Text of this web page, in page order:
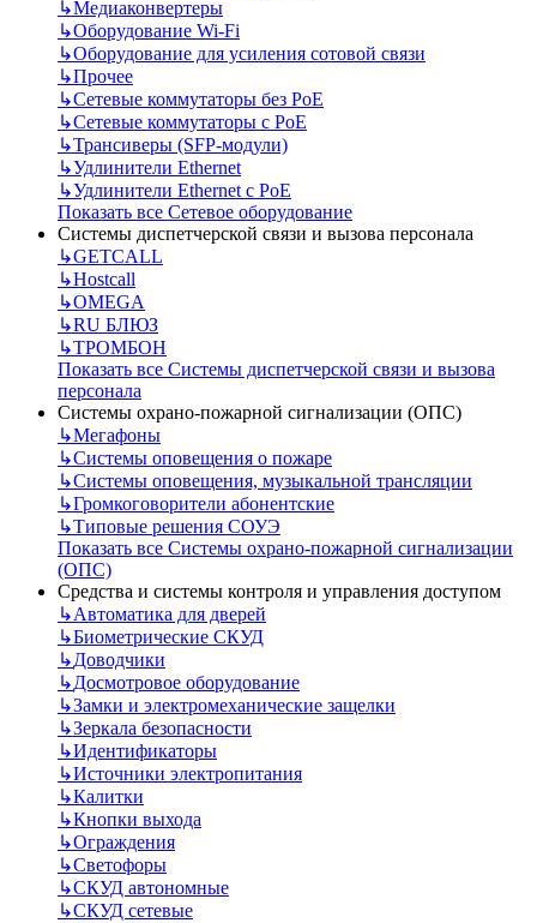
↳Медиаконвертеры
↳Оборудование Wi-Fi
↳Оборудование для усиления сотовой связи
↳Прочее
↳Сетевые коммутаторы без РоЕ
↳Сетевые коммутаторы с РоЕ
↳Трансиверы (SFP-модули)
↳Удлинители Ethernet
↳Удлинители Ethernet с PoE
Показать все Сетевое оборудование
Системы диспетчерской связи и вызова персонала
↳GETCALL
↳Hostcall
↳OMEGA
↳RU БЛЮЗ
↳ТРОМБОН
Показать все Системы диспетчерской связи и вызова
персонала
Системы охрано-пожарной сигнализации (ОПС)
↳Мегафоны
↳Системы оповещения о пожаре
↳Системы оповещения, музыкальной трансляции
↳Громкоговорители абонентские
↳Типовые решения СОУЭ
Показать все Системы охрано-пожарной сигнализации
(ОПС)
Средства и системы контроля и управления доступом
↳Автоматика для дверей
↳Биометрические СКУД
↳Доводчики
↳Досмотровое оборудование
↳Замки и электромеханические защелки
↳Зеркала безопасности
↳Идентификаторы
↳Источники электропитания
↳Калитки
↳Кнопки выхода
↳Ограждения
↳Светофоры
↳СКУД автономные
↳СКУД сетевые